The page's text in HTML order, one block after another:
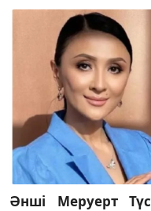
Әнші Меруерт